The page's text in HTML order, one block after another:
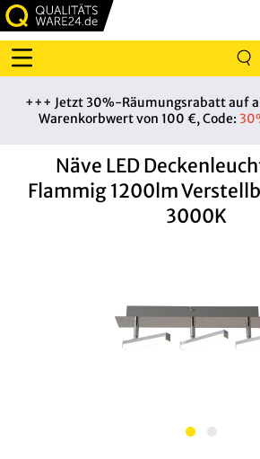
+++ Jetzt 30%-Räumungsrabatt auf
Warenkorbwert von 100 €, Code:
Näve LED
Flammig 1200lm
3000K